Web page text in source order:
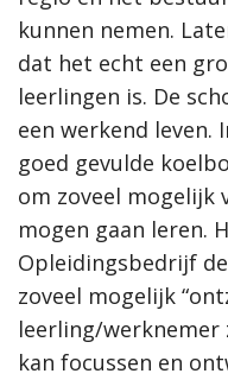
kunnen nemen.
dat het echt een
leerlingen is. De
een werkend leven.
goed gevulde
om zoveel mogelijk
mogen gaan leren.
Opleidingsbedrijf
zoveel mogelijk
leerling/werknemer
kan focussen en